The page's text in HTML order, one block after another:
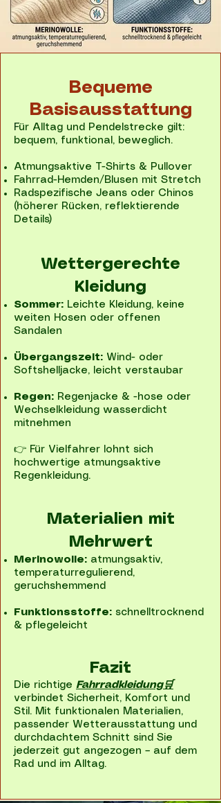
Bequeme
Basisausstattung
Für Alltag und Pendelstrecke gilt:
bequem, funktional, beweglich.
Atmungsaktive T-Shirts & Pullover
Fahrrad-Hemden/Blusen mit Stretch
Radspezifische Jeans oder Chinos
(höherer Rücken, reflektierende
Details)
Wettergerechte
Kleidung
Sommer: Leichte Kleidung, keine
weiten Hosen oder offenen
Sandalen
Übergangszeit: Wind- oder
Softshelljacke, leicht verstaubar
Regen: Regenjacke & -hose oder
Wechselkleidung wasserdicht
mitnehmen
👉 Für Vielfahrer lohnt sich
hochwertige atmungsaktive
Regenkleidung.
Materialien mit
Mehrwert
Merinowolle: atmungsaktiv,
temperaturregulierend,
geruchshemmend
Funktionsstoffe: schnelltrocknend
& pflegeleicht
Fazit
Die richtige Fahrradkleidung🛒
verbindet Sicherheit, Komfort und
Stil. Mit funktionalen Materialien,
passender Wetterausstattung und
durchdachtem Schnitt sind Sie
jederzeit gut angezogen – auf dem
Rad und im Alltag.